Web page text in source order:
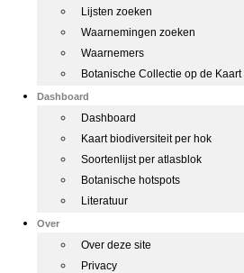
Lijsten zoeken
Waarnemingen zoeken
Waarnemers
Botanische Collectie op de Kaart
Dashboard
Dashboard
Kaart biodiversiteit per hok
Soortenlijst per atlasblok
Botanische hotspots
Literatuur
Over
Over deze site
Privacy